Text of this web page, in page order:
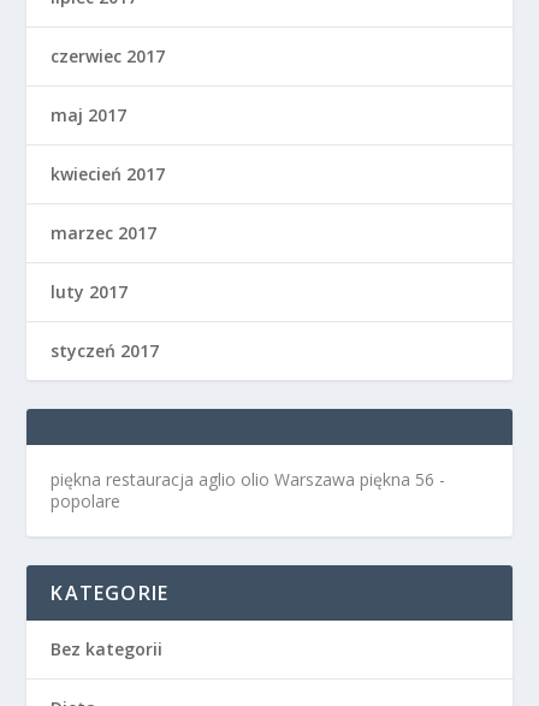
czerwiec 2017
maj 2017
kwiecień 2017
marzec 2017
luty 2017
styczeń 2017
piękna restauracja aglio olio Warszawa piękna 56 -
popolare
KATEGORIE
Bez kategorii